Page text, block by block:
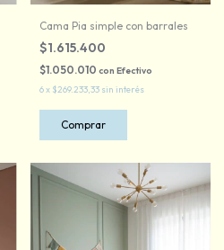
Cama Pia simple con barrales
$1.615.400
$1.050.010 con Efectivo
6x $269.233,33 sin interés
Comprar